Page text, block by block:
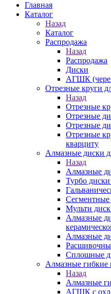
Главная
Каталог
Назад
Каталог
Распродажа
Назад
Распродажа
Диски
АГШК
Отрезные круги
Назад
Отрезные
Отрезные
Отрезные
Отрезные
кварциту
Алмазные диски
Назад
Алмазные
Турбо
Сегментные
Мульти
Алмазные
Алмазные
Сплошные
Алмазные гибкие
Назад
Алмазные
АГШК с